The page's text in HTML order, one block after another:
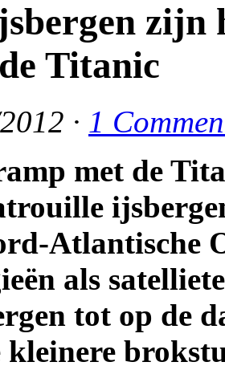
zijn
Titanic
· 1
met de
Atlantische
als
tot op de
kleinere